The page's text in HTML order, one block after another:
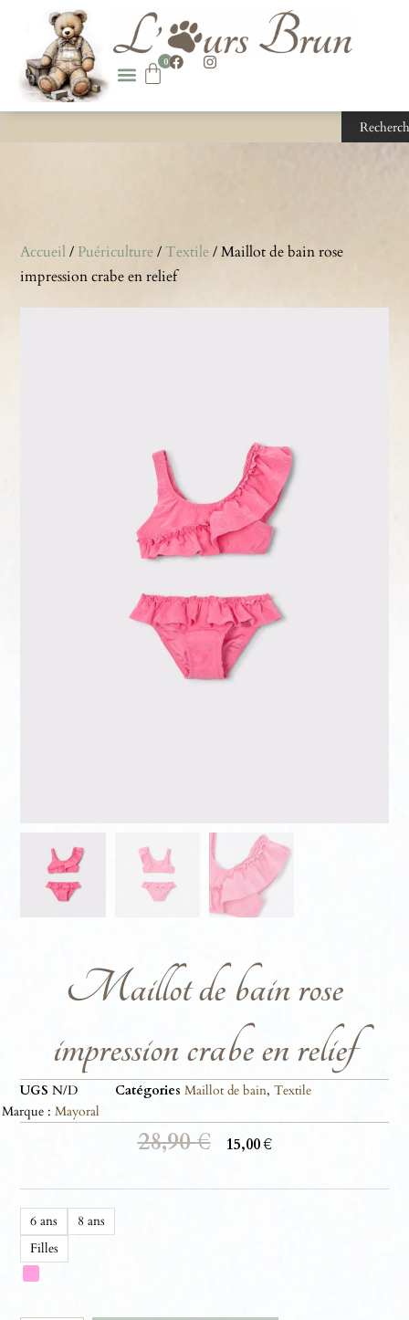
0
Accueil/ Puériculture/Textile/ Maillot de bain rose
impression crabe en relief
Maillot de bain rose
impression crabe en relief
UGSN/D Catégories Maillot de bain,Textile
Marque : Mayoral
28,90€ 15,00€
6 ans
8 ans
Filles